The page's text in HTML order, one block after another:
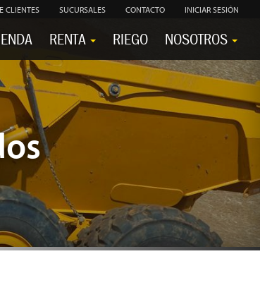
CLIENTES SUCURSALES CONTACTO INICIAR SESIÓN
RENTA RIEGO NOSOTROS